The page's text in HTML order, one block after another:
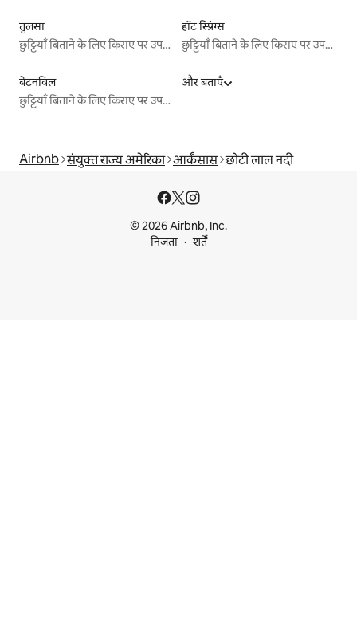
तुलसा
छुट्टियाँ बिताने के लिए किराए पर उपलब्ध जगहें
हॉट स्प्रिंग्स
छुट्टियाँ बिताने के लिए किराए पर उपलब्ध जगहें
बेंटनविल
छुट्टियाँ बिताने के लिए किराए पर उपलब्ध जगहें
और बताएँ
Airbnb संयुक्त राज्य अमेरिका आर्कंसास छोटी लाल नदी
© 2026 Airbnb, Inc.
निजता
शर्तें